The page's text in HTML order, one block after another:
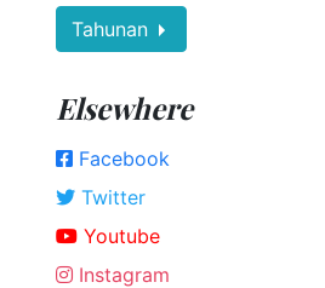
Tahunan
Elsewhere
Facebook
Twitter
Youtube
Instagram